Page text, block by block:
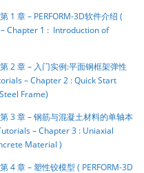
1 章 – PERFORM-3D软件介绍 (
– Chapter 1 : Introduction of
2 章 – 入门实例:平面钢框架弹性
– Chapter 2 : Quick Start
Frame)
3 章 – 钢筋与混凝土材料的单轴本
– Chapter 3 : Uniaxial
Material )
4 章 – 塑性铰模型 ( PERFORM-3D